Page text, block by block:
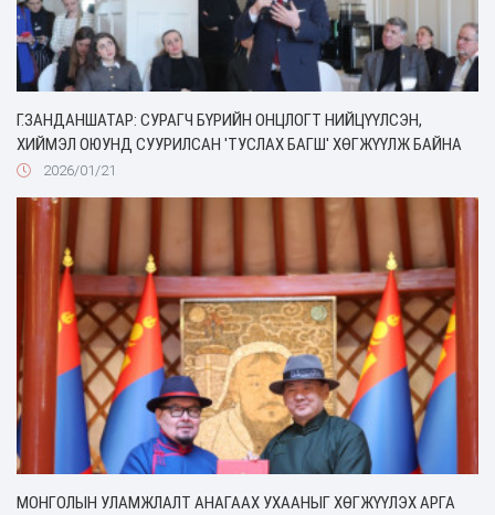
Г.ЗАНДАНШАТАР: СУРАГЧ БҮРИЙН ОНЦЛОГТ НИЙЦҮҮЛСЭН,
ХИЙМЭЛ ОЮУНД СУУРИЛСАН 'ТУСЛАХ БАГШ' ХӨГЖҮҮЛЖ БАЙНА
2026/01/21
МОНГОЛЫН УЛАМЖЛАЛТ АНАГААХ УХААНЫГ ХӨГЖҮҮЛЭХ АРГА